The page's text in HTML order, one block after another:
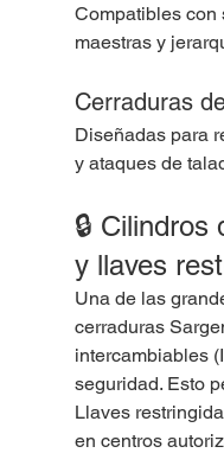
Compatibles con
maestras y
Cerraduras
Diseñadas para
y ataques de
🔒
y llaves
Una de las
cerraduras
intercambiables
seguridad. Esto
Llaves
en centros